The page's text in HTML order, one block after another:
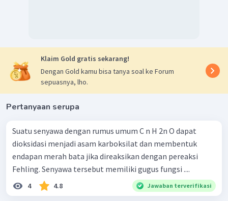
Klaim Gold gratis sekarang!
Dengan Gold kamu bisa tanya soal ke Forum
sepuasnya, lho.
Pertanyaan serupa
Suatu senyawa dengan rumus umum C n H 2n O dapat
dioksidasi menjadi asam karboksilat dan membentuk
endapan merah bata jika direaksikan dengan pereaksi
Fehling. Senyawa tersebut memiliki gugus fungsi ....
4 4.8 Jawaban terverifikasi